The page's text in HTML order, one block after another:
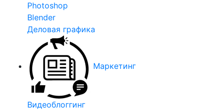
Photoshop
Blender
Деловая графика
Маркетинг
Видеоблоггинг